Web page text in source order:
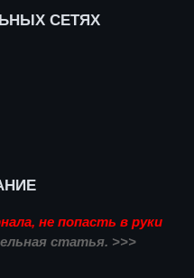
СЕТЯХ
не попасть в руки
статья. >>>